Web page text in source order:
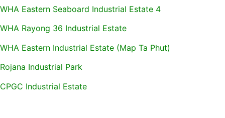
WHA Eastern Seaboard Industrial Estate 4
WHA Rayong 36 Industrial Estate
WHA Eastern Industrial Estate (Map Ta Phut)
Rojana Industrial Park
CPGC Industrial Estate